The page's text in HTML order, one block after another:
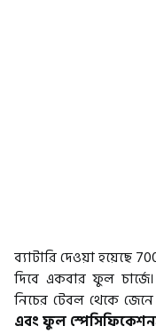
ব্যাটারি দেওয়া হয়েছে
দিবে একবার ফুল
নিচের টেবল থেকে
এবং ফুল